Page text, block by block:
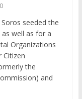
0
seeded the
well as for a
Organizations
Citizen
the
and